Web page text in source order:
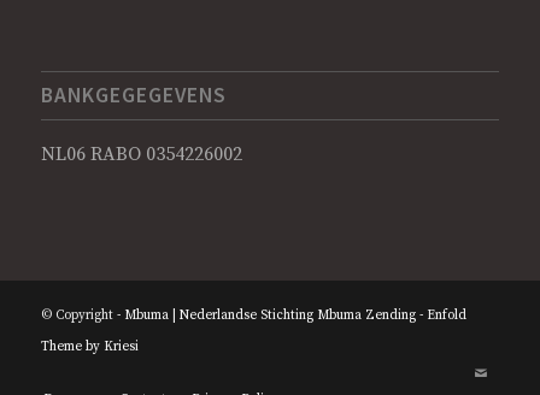
BANKGEGEGEVENS
NL06 RABO 0354226002
© Copyright - Mbuma | Nederlandse Stichting Mbuma Zending- Enfold
Theme by Kriesi